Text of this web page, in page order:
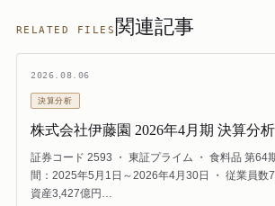
RELATED FILES 関連記事
2026.08.06
決算分析
株式会社伊藤園 2026年4月期 決算分析
証券コード 2593 ・ 東証プライム ・ 食料品 第64
間：2025年5月1日～2026年4月30日 ・ 従業員数
資産3,427億円…